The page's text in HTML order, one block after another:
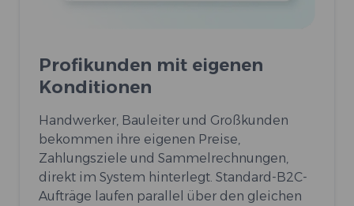
Profikunden mit eigenen
Konditionen
Handwerker, Bauleiter und Großkunden
bekommen ihre eigenen Preise,
Zahlungsziele und Sammelrechnungen,
direkt im System hinterlegt. Standard-B2C-
Aufträge laufen parallel über den gleichen